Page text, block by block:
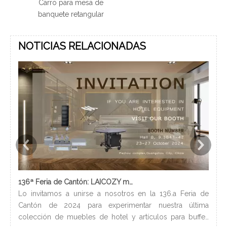
Carro para mesa de
banquete retangular
NOTICIAS RELACIONADAS
136ª Feria de Cantón: LAICOZY muestra el futuro de los muebles de hotel y los artículos de buffet
Lo invitamos a unirse a nosotros en la 136.a Feria de
Cantón de 2024 para experimentar nuestra última
colección de muebles de hotel y artículos para buffet.